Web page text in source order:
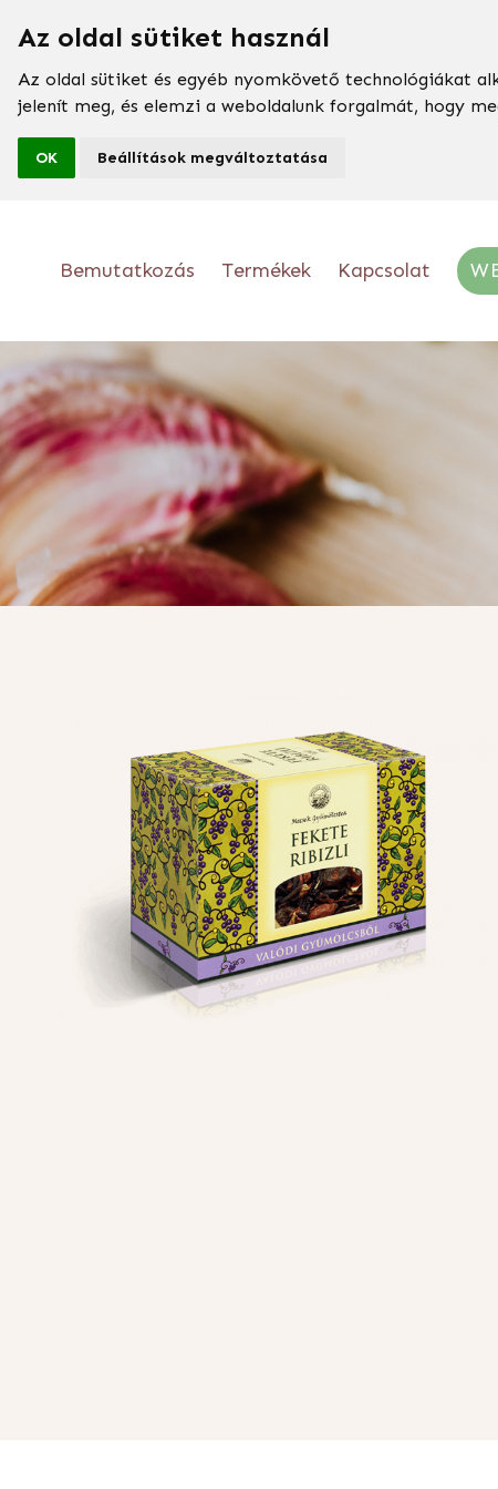
Az oldal sütiket használ
Az oldal sütiket és egyéb nyomkövető technológiákat
jelenít meg, és elemzi a weboldalunk forgalmát, hogy
OK Beállítások megváltoztatása
Bemutatkozás Termékek Kapcsolat